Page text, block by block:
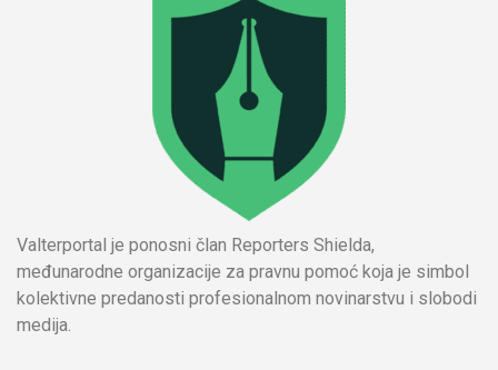
Valterportal je ponosni član Reporters Shielda,
međunarodne organizacije za pravnu pomoć koja je simbol
kolektivne predanosti profesionalnom novinarstvu i slobodi
medija.